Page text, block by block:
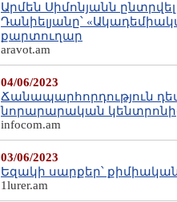
Արմեն Սիմոնյանն
Դանիելյանը՝
քարտուղար
aravot.am
04/06/2023
Ճանապարհորդություն
նորարարական
infocom.am
03/06/2023
Եզակի սարքեր՝
1lurer.am